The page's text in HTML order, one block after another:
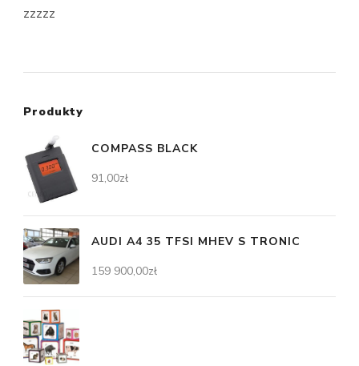
zzzzz
Produkty
COMPASS BLACK
91,00zł
AUDI A4 35 TFSI MHEV S TRONIC
159 900,00zł